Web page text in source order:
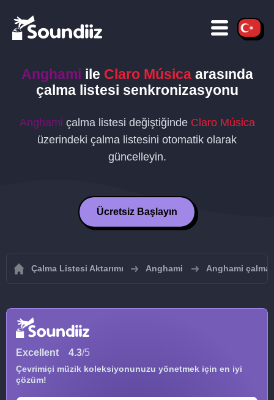
Anghami ile Claro Músicaarasında
çalma listesi senkronizasyonu
Anghami çalma listesi değiştiğinde Claro Música
üzerindeki çalma listesini otomatik olarak
güncelleyin.
Ücretsiz Başlayın
Çalma Listesi Aktarımı Anghami Anghami
Excellent 4.3/5
Çevrimiçi müzik koleksiyonunuzu yönetmek için en iyi
çözüm!